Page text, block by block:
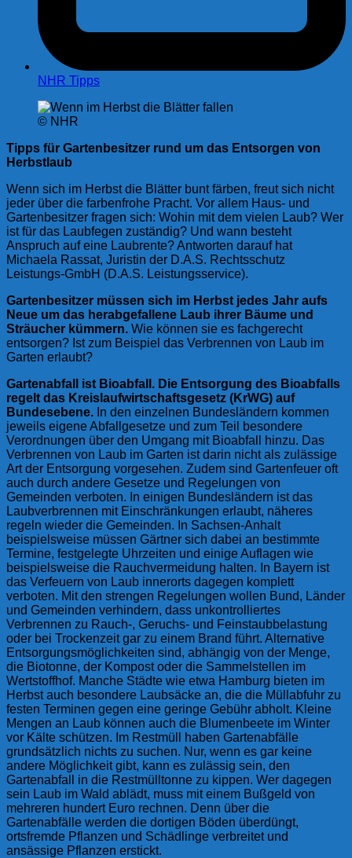
NHR Tipps
© NHR
Tipps für Gartenbesitzer rund um das Entsorgen von
Herbstlaub
Wenn sich im Herbst die Blätter bunt färben, freut sich nicht
jeder über die farbenfrohe Pracht. Vor allem Haus- und
Gartenbesitzer fragen sich: Wohin mit dem vielen Laub? Wer
ist für das Laubfegen zuständig? Und wann besteht
Anspruch auf eine Laubrente? Antworten darauf hat
Michaela Rassat, Juristin der D.A.S. Rechtsschutz
Leistungs-GmbH (D.A.S. Leistungsservice).
Gartenbesitzer müssen sich im Herbst jedes Jahr aufs
Neue um das herabgefallene Laub ihrer Bäume und
Sträucher kümmern. Wie können sie es fachgerecht
entsorgen? Ist zum Beispiel das Verbrennen von Laub im
Garten erlaubt?
Gartenabfall ist Bioabfall. Die Entsorgung des Bioabfalls
regelt das Kreislaufwirtschaftsgesetz (KrWG) auf
Bundesebene. In den einzelnen Bundesländern kommen
jeweils eigene Abfallgesetze und zum Teil besondere
Verordnungen über den Umgang mit Bioabfall hinzu. Das
Verbrennen von Laub im Garten ist darin nicht als zulässige
Art der Entsorgung vorgesehen. Zudem sind Gartenfeuer oft
auch durch andere Gesetze und Regelungen von
Gemeinden verboten. In einigen Bundesländern ist das
Laubverbrennen mit Einschränkungen erlaubt, näheres
regeln wieder die Gemeinden. In Sachsen-Anhalt
beispielsweise müssen Gärtner sich dabei an bestimmte
Termine, festgelegte Uhrzeiten und einige Auflagen wie
beispielsweise die Rauchvermeidung halten. In Bayern ist
das Verfeuern von Laub innerorts dagegen komplett
verboten. Mit den strengen Regelungen wollen Bund, Länder
und Gemeinden verhindern, dass unkontrolliertes
Verbrennen zu Rauch-, Geruchs- und Feinstaubbelastung
oder bei Trockenzeit gar zu einem Brand führt. Alternative
Entsorgungsmöglichkeiten sind, abhängig von der Menge,
die Biotonne, der Kompost oder die Sammelstellen im
Wertstoffhof. Manche Städte wie etwa Hamburg bieten im
Herbst auch besondere Laubsäcke an, die die Müllabfuhr zu
festen Terminen gegen eine geringe Gebühr abholt. Kleine
Mengen an Laub können auch die Blumenbeete im Winter
vor Kälte schützen. Im Restmüll haben Gartenabfälle
grundsätzlich nichts zu suchen. Nur, wenn es gar keine
andere Möglichkeit gibt, kann es zulässig sein, den
Gartenabfall in die Restmülltonne zu kippen. Wer dagegen
sein Laub im Wald ablädt, muss mit einem Bußgeld von
mehreren hundert Euro rechnen. Denn über die
Gartenabfälle werden die dortigen Böden überdüngt,
ortsfremde Pflanzen und Schädlinge verbreitet und
ansässige Pflanzen erstickt.